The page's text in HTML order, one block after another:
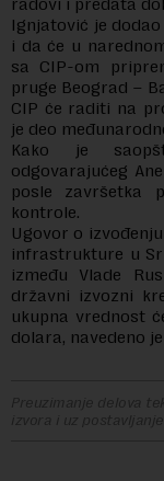
Ignjatović je
i da će u
sa CIP-om
pruge Beograd –
CIP će raditi na
je deo
Kako je
odgovarajućeg
posle završetka
kontrole.
Ugovor o
infrastrukture u
između Vlade
državni izvozni
ukupna vrednost
dolara, navedeno
Preuzimanje delova
izvora i uz